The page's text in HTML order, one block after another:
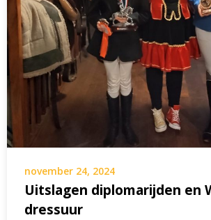
november 24, 2024
Uitslagen diplomarijden en
dressuur